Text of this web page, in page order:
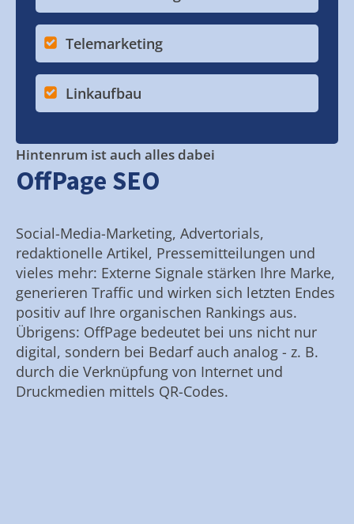
Telemarketing
Linkaufbau
Hintenrum ist auch alles dabei
OffPage SEO
Social-Media-Marketing, Advertorials,
redaktionelle Artikel, Pressemitteilungen und
vieles mehr: Externe Signale stärken Ihre Marke,
generieren Traffic und wirken sich letzten Endes
positiv auf Ihre organischen Rankings aus.
Übrigens: OffPage bedeutet bei uns nicht nur
digital, sondern bei Bedarf auch analog - z. B.
durch die Verknüpfung von Internet und
Druckmedien mittels QR-Codes.